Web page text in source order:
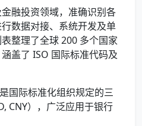
融投资领域，准确识别各
数据对接、系统开发及单
整理了全球 200 多个国家
盖了 ISO 国际标准代码及
国际标准化组织规定的三
CNY），广泛应用于银行